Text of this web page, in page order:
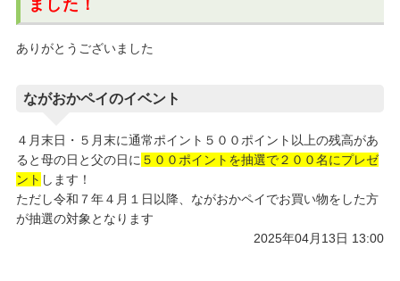
ました！
ありがとうございました
ながおかペイのイベント
４月末日・５月末に通常ポイント５００ポイント以上の残高があ
ると母の日と父の日に ５００ポイントを抽選で２００名にプレゼ
ント します！
ただし令和７年４月１日以降、ながおかペイでお買い物をした方
が抽選の対象となります
2025年04月13日 13:00